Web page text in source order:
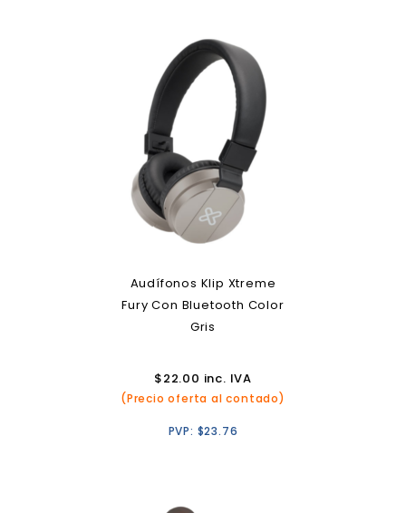
Audífonos Klip Xtreme
Fury Con Bluetooth Color
Gris
$22.00 inc. IVA
(Precio oferta al contado)
PVP: $23.76